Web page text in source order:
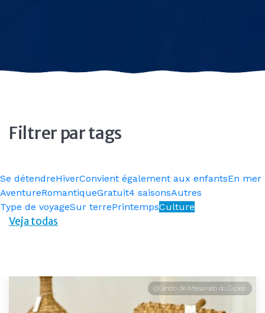
Filtrer par tags
Se détendreHiverConvient également aux enfantsEn mer
AventureRomantiqueGratuit4 saisonsAutres
Type de voyageSur terrePrintempsCulture
Veja todas
@Centro de Artesanato do Capelo